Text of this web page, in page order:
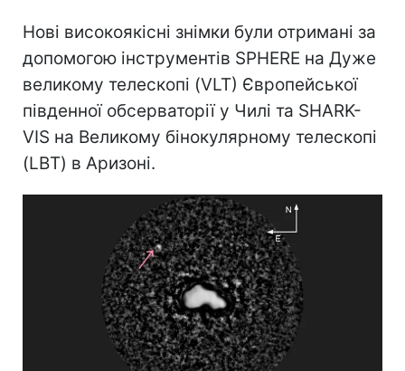
Нові високоякісні знімки були отримані за
допомогою інструментів SPHERE на Дуже
великому телескопі (VLT) Європейської
південної обсерваторії у Чилі та SHARK-
VIS на Великому бінокулярному телескопі
(LBT) в Аризоні.